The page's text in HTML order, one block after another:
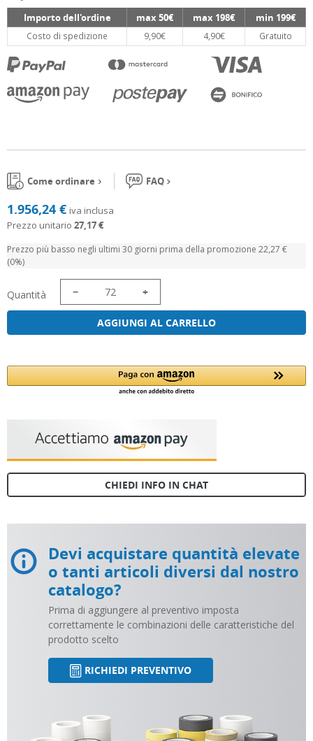
Importo dell'ordine max 50€ max 198€ min 199€
Costo di spedizione 9,90€ 4,90€ Gratuito
Come ordinare FAQ
1.956,24 € iva inclusa
Prezzo unitario 27,17 €
Prezzo più basso negli ultimi 30 giorni prima della promozione 22,27 €
(0%)
Quantità − +
AGGIUNGI AL CARRELLO
CHIEDI INFO IN CHAT
Devi acquistare quantità elevate
o tanti articoli diversi dal nostro
catalogo?
Prima di aggiungere al preventivo imposta
correttamente le combinazioni delle caratteristiche del
prodotto scelto
RICHIEDI PREVENTIVO